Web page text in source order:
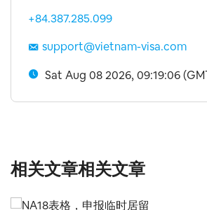
+84.387.285.099
support@vietnam-visa.com
Sat Aug 08 2026, 09:19:06
相关文章相关文章